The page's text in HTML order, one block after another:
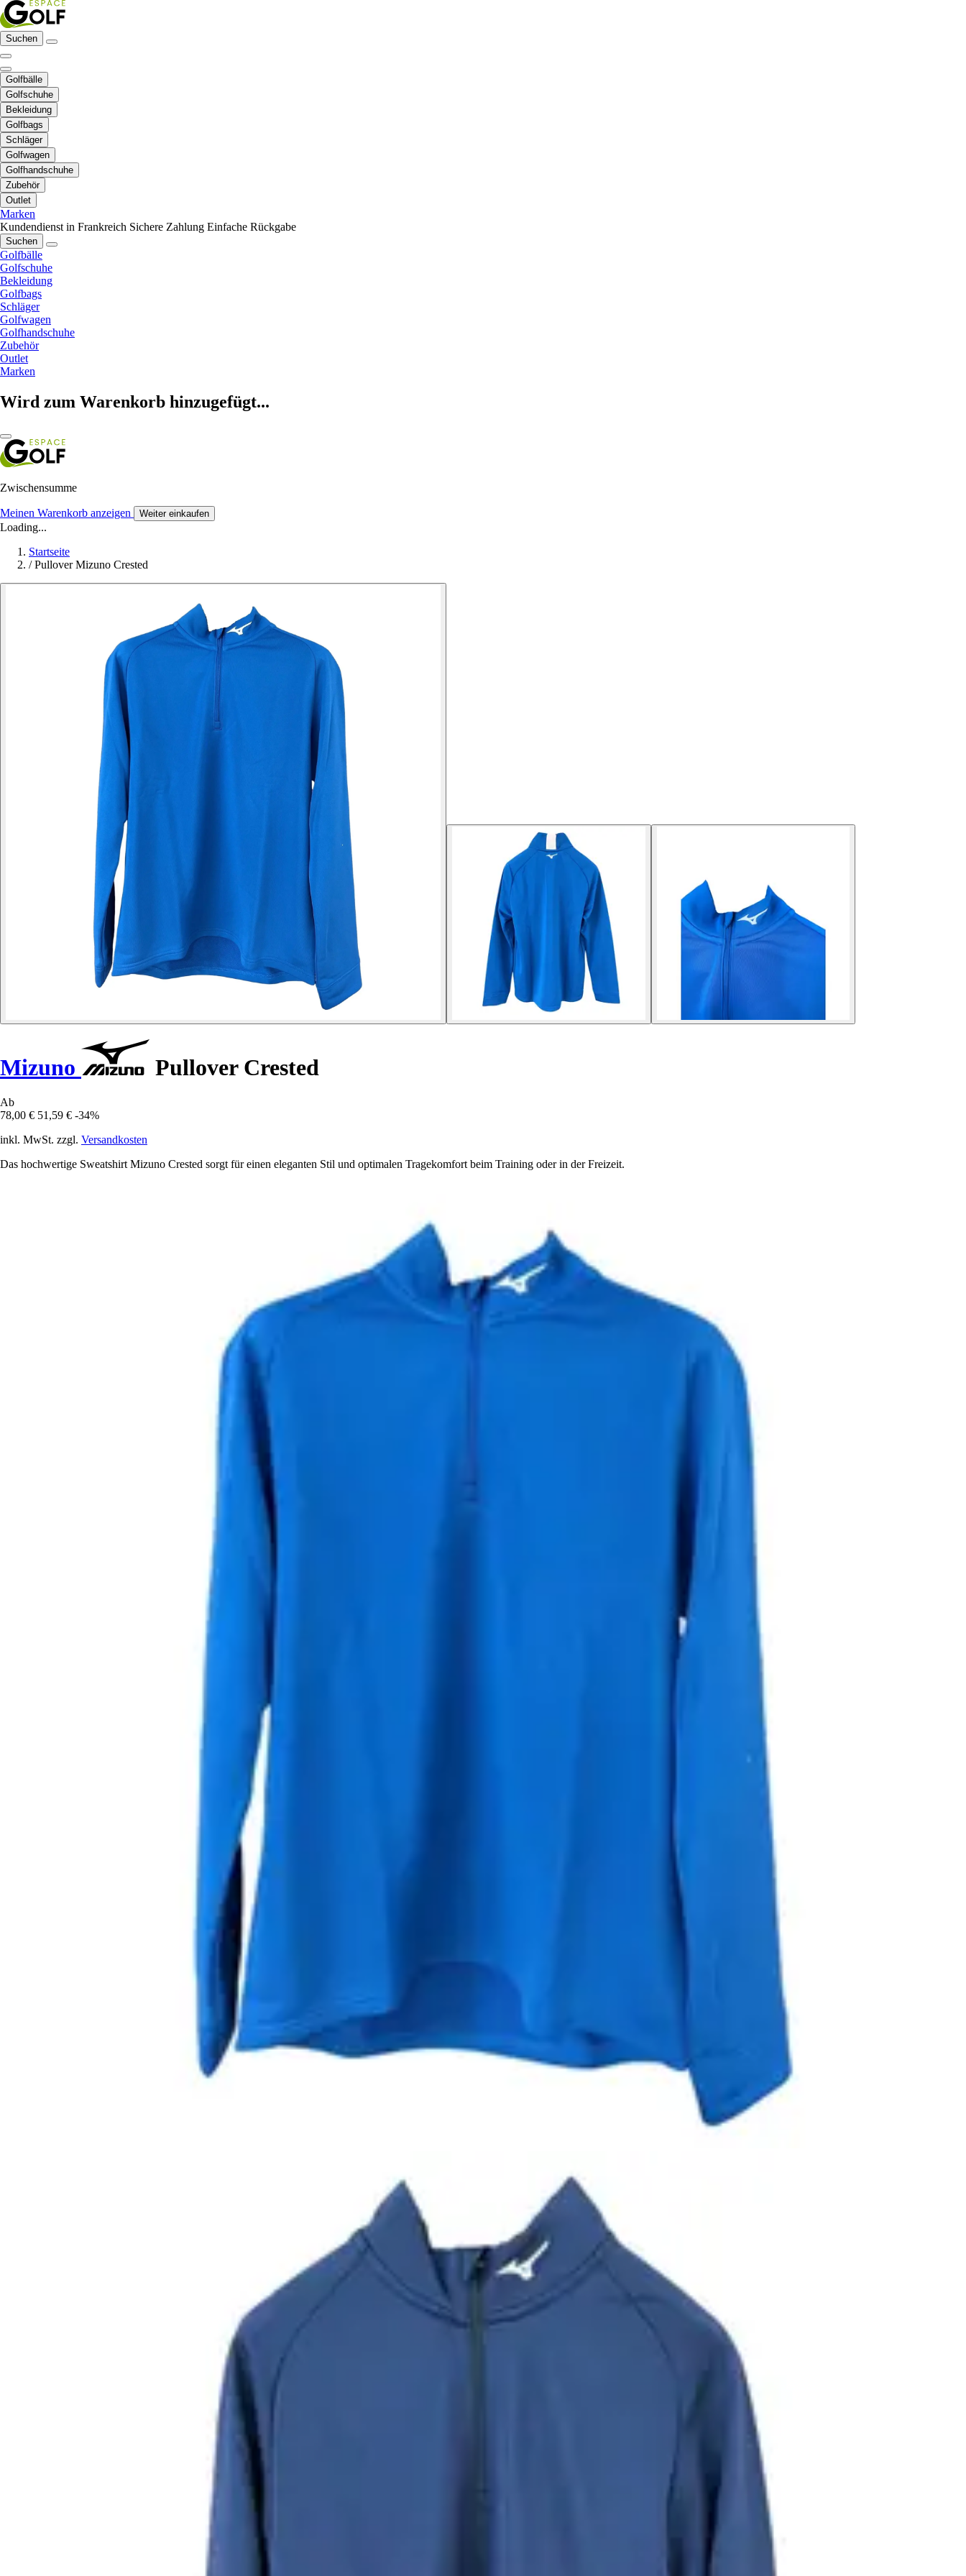
Suchen
Golfbälle
Golfschuhe
Bekleidung
Golfbags
Schläger
Golfwagen
Golfhandschuhe
Zubehör
Outlet
Marken
Kundendienst in Frankreich Sichere Zahlung Einfache Rückgabe
Suchen
Golfbälle
Golfschuhe
Bekleidung
Golfbags
Schläger
Golfwagen
Golfhandschuhe
Zubehör
Outlet
Marken
Wird zum Warenkorb hinzugefügt...
Zwischensumme
Meinen Warenkorb anzeigen Weiter einkaufen
Loading...
Startseite
/ Pullover Mizuno Crested
Mizuno Pullover Crested
Ab
78,00 € 51,59 € -34%
inkl. MwSt. zzgl. Versandkosten
Das hochwertige Sweatshirt Mizuno Crested sorgt für einen eleganten Stil und optimalen Tragekomfort beim Training oder in der Freizeit.